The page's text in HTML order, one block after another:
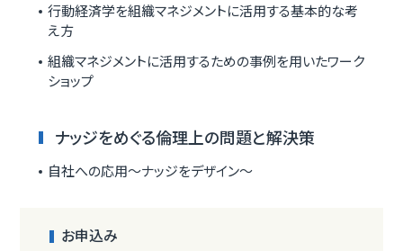
行動経済学を組織マネジメントに活用する基本的な考
え方
組織マネジメントに活用するための事例を用いたワーク
ショップ
ナッジをめぐる倫理上の問題と解決策
自社への応用～ナッジをデザイン～
お申込み